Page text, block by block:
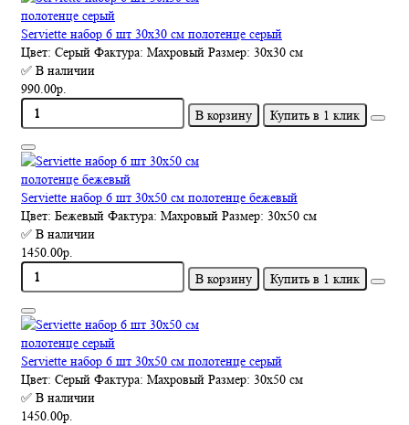
Serviette набор 6 шт 30х30 см полотенце серый
Цвет: Серый Фактура: Махровый Размер: 30х30 см
✅ В наличии
990.00р.
В корзину
Купить в 1 клик
Serviette набор 6 шт 30х50 см полотенце бежевый
Цвет: Бежевый Фактура: Махровый Размер: 30х50 см
✅ В наличии
1450.00р.
В корзину
Купить в 1 клик
Serviette набор 6 шт 30х50 см полотенце серый
Цвет: Серый Фактура: Махровый Размер: 30х50 см
✅ В наличии
1450.00р.